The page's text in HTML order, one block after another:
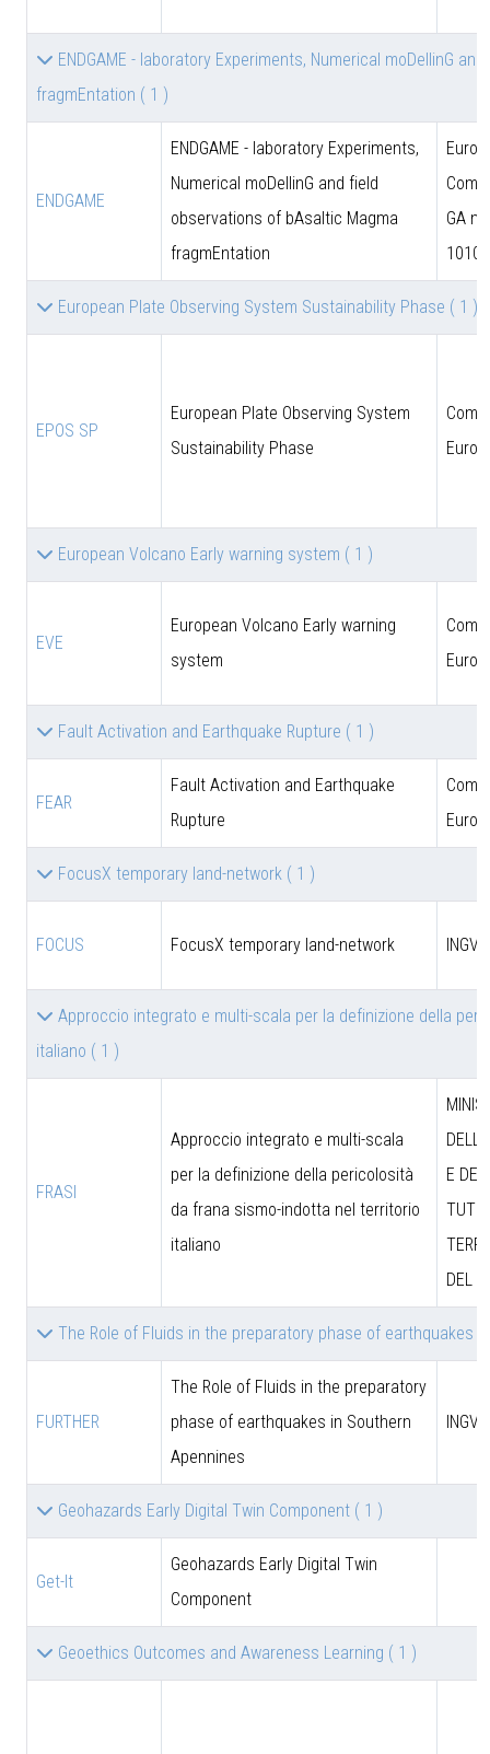
ENDGAME - laboratory Experiments, Numerical moDellinG
fragmEntation ( 1 )
ENDGAME
ENDGAME - laboratory Experiments,
Numerical moDellinG and field
observations of bAsaltic Magma
fragmEntation
GA n.
European Plate Observing System Sustainability Phase ( 1 )
EPOS SP
European Plate Observing System
Sustainability Phase
European Volcano Early warning system ( 1 )
EVE
European Volcano Early warning
system
Fault Activation and Earthquake Rupture ( 1 )
FEAR
Fault Activation and Earthquake
Rupture
FocusX temporary land-network ( 1 )
FOCUS FocusX temporary land-network INGV
Approccio integrato e multi-scala per la definizione della
italiano ( 1 )
FRASI
Approccio integrato e multi-scala
per la definizione della pericolosità
da frana sismo-indotta nel territorio
italiano
E
DEL
The Role of Fluids in the preparatory phase of earthquakes
FURTHER
The Role of Fluids in the preparatory
phase of earthquakes in Southern
Apennines
INGV
Geohazards Early Digital Twin Component ( 1 )
Get-It
Geohazards Early Digital Twin
Component
Geoethics Outcomes and Awareness Learning ( 1 )